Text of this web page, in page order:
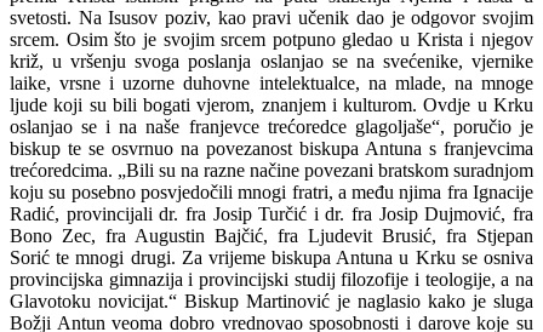
svetosti. Na Isusov poziv, kao pravi učenik dao je odgovor svojim
srcem. Osim što je svojim srcem potpuno gledao u Krista i njegov
križ, u vršenju svoga poslanja oslanjao se na svećenike, vjernike
laike, vrsne i uzorne duhovne intelektualce, na mlade, na mnoge
ljude koji su bili bogati vjerom, znanjem i kulturom. Ovdje u Krku
oslanjao se i na naše franjevce trećoredce glagoljaše“, poručio je
biskup te se osvrnuo na povezanost biskupa Antuna s franjevcima
trećoredcima. „Bili su na razne načine povezani bratskom suradnjom
koju su posebno posvjedočili mnogi fratri, a među njima fra Ignacije
Radić, provincijali dr. fra Josip Turčić i dr. fra Josip Dujmović, fra
Bono Zec, fra Augustin Bajčić, fra Ljudevit Brusić, fra Stjepan
Sorić te mnogi drugi. Za vrijeme biskupa Antuna u Krku se osniva
provincijska gimnazija i provincijski studij filozofije i teologije, a na
Glavotoku novicijat.“ Biskup Martinović je naglasio kako je sluga
Božji Antun veoma dobro vrednovao sposobnosti i darove koje su